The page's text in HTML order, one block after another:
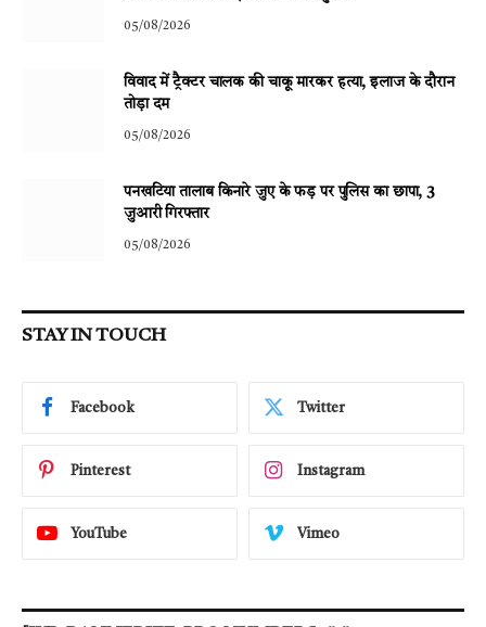
05/08/2026
विवाद में ट्रैक्टर चालक की चाकू मारकर हत्या, इलाज के दौरान
तोड़ा दम
05/08/2026
पनखटिया तालाब किनारे जुए के फड़ पर पुलिस का छापा, 3
जुआरी गिरफ्तार
05/08/2026
STAY IN TOUCH
Facebook Twitter
Pinterest Instagram
YouTube Vimeo